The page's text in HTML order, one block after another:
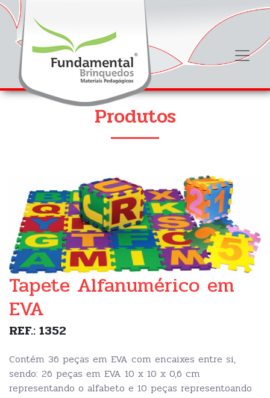
Produtos
Tapete Alfanumérico em
EVA
REF.: 1352
Contém 36 peças em EVA com encaixes entre si,
sendo: 26 peças em EVA 10 x 10 x 0,6 cm
representando o alfabeto e 10 peças representoando